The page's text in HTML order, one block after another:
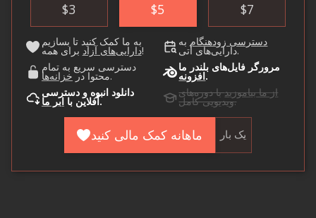
$3 $5 $7
به ما کمک کنید تا بسازیم
دارایی‌های آزادبرای همه!
دسترسی زودهنگام به
دارایی‌های آتی.
دسترسی سریع به تمام
محتوا درخزانه‌ها .
مرورگر فایل‌های بلندر ما
افزونه.
دانلود انبوه و دسترسی
آفلاین با ابر ما .
از ما بیاموزیدبا دوره‌های
ویدیویی کامل.
ماهانه کمک مالی کنید یک بار